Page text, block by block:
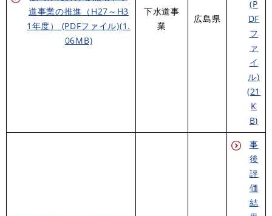
道事業の推進（H27～H3
1年度） (PDFファイル)(1.
06MB)
下水道事
業
広島県
(P
DF
フ
ァ
イ
ル)
(21
K
B)
事
後
評
価
結